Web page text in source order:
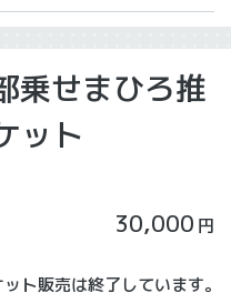
乗せまひろ推
ット
30,000 円
ト販売は終了しています。